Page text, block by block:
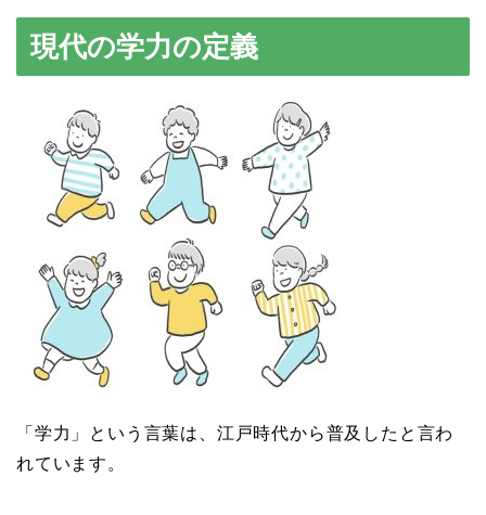
現代の学力の定義
「学力」という言葉は、江戸時代から普及したと言わ
れています。